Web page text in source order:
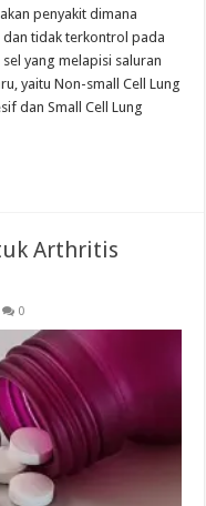
penyakit dimana
tidak terkontrol pada
yang melapisi saluran
yaitu Non-small Cell Lung
dan Small Cell Lung
Arthritis
0